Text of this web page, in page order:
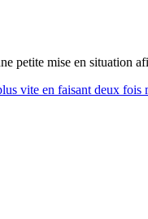
petite mise en situation
vite en faisant deux fois